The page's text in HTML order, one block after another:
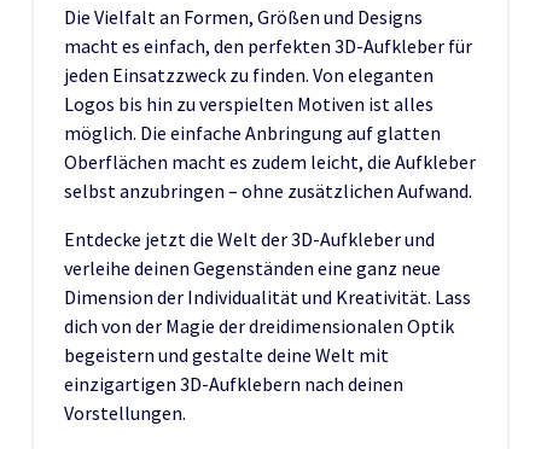
Die Vielfalt an Formen, Größen und Designs
macht es einfach, den perfekten 3D-Aufkleber für
jeden Einsatzzweck zu finden. Von eleganten
Logos bis hin zu verspielten Motiven ist alles
möglich. Die einfache Anbringung auf glatten
Oberflächen macht es zudem leicht, die Aufkleber
selbst anzubringen – ohne zusätzlichen Aufwand.
Entdecke jetzt die Welt der 3D-Aufkleber und
verleihe deinen Gegenständen eine ganz neue
Dimension der Individualität und Kreativität. Lass
dich von der Magie der dreidimensionalen Optik
begeistern und gestalte deine Welt mit
einzigartigen 3D-Aufklebern nach deinen
Vorstellungen.